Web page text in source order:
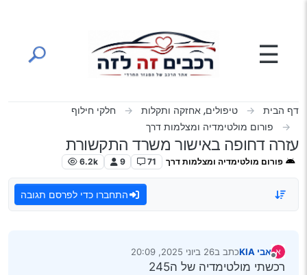
☰
דף הבית טיפולים, אחזקה ותקלות
חלקי חילוף
פורום מולטימדיה ומצלמות דרך
עזרה דחופה באישור משרד התקשורת
פורום מולטימדיה ומצלמות דרך 71
9
6.2k
התחברו כדי לפרסם תגובה
א
מנותק
אבי KIA כתב ב26 ביוני 2025, 20:09
נערך לאחרונה על ידי
רכשתי מולטימדיה של ה245